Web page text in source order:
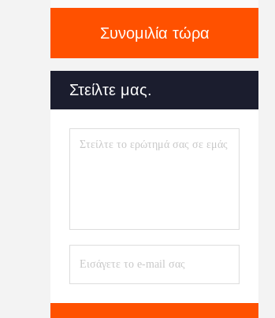
Συνομιλία τώρα
Στείλτε μας.